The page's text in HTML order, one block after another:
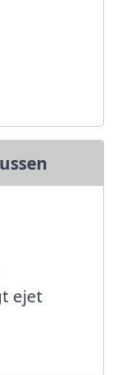
ejet